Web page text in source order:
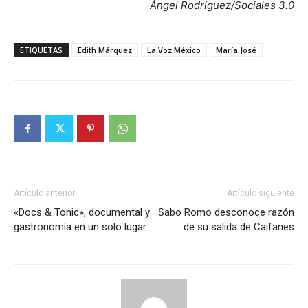
Ángel Rodríguez/Sociales 3.0
ETIQUETAS Edith Márquez La Voz México María José
Artículo anterior
«Docs & Tonic», documental y
gastronomía en un solo lugar
Artículo siguiente
Sabo Romo desconoce razón
de su salida de Caifanes